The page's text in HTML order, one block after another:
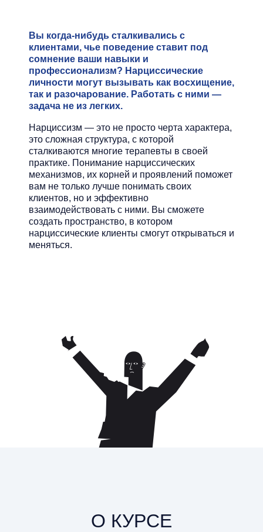
Нарциссизм — это не просто черта характера,
это сложная структура, с которой
сталкиваются многие терапевты в своей
практике. Понимание нарциссических
механизмов, их корней и проявлений поможет
вам не только лучше понимать своих
клиентов, но и эффективно
взаимодействовать с ними. Вы сможете
создать пространство, в котором
нарциссические клиенты смогут открываться и
меняться.
Вы когда-нибудь сталкивались с
клиентами, чье поведение ставит под
сомнение ваши навыки и
профессионализм? Нарциссические
личности могут вызывать как восхищение,
так и разочарование. Работать с ними —
задача не из легких.
О КУРСЕ